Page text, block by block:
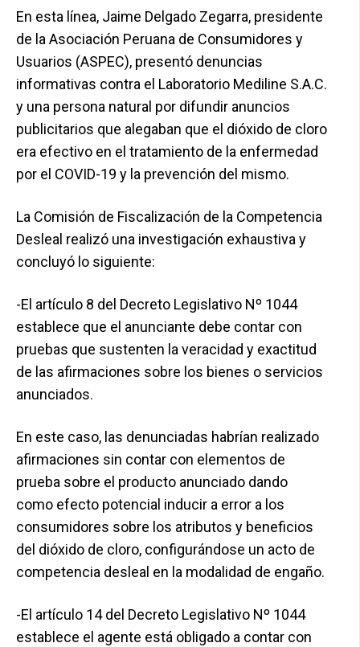
En esta línea, Jaime Delgado Zegarra, presidente
de la Asociación Peruana de Consumidores y
Usuarios (ASPEC), presentó denuncias
informativas contra el Laboratorio Mediline S.A.C.
y una persona natural por difundir anuncios
publicitarios que alegaban que el dióxido de cloro
era efectivo en el tratamiento de la enfermedad
por el COVID-19 y la prevención del mismo.
La Comisión de Fiscalización de la Competencia
Desleal realizó una investigación exhaustiva y
concluyó lo siguiente:
-El artículo 8 del Decreto Legislativo Nº 1044
establece que el anunciante debe contar con
pruebas que sustenten la veracidad y exactitud
de las afirmaciones sobre los bienes o servicios
anunciados.
En este caso, las denunciadas habrían realizado
afirmaciones sin contar con elementos de
prueba sobre el producto anunciado dando
como efecto potencial inducir a error a los
consumidores sobre los atributos y beneficios
del dióxido de cloro, configurándose un acto de
competencia desleal en la modalidad de engaño.
-El artículo 14 del Decreto Legislativo Nº 1044
establece el agente está obligado a contar con